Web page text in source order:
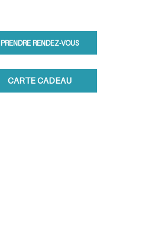
PRENDRE RENDEZ-VOUS
CARTE CADEAU